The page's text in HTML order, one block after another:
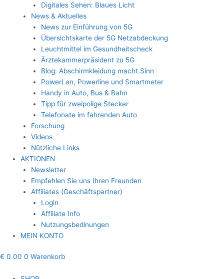
Digitales Sehen: Blaues Licht
News & Aktuelles
News zur Einführung von 5G
Übersichtskarte der 5G Netzabdeckung
Leuchtmittel im Gesundheitscheck
Ärztekammerpräsident zu 5G
Blog: Abschirmkleidung macht Sinn
PowerLan, Powerline und Smartmeter
Handy in Auto, Bus & Bahn
Tipp für zweipolige Stecker
Telefonate im fahrenden Auto
Forschung
Videos
Nützliche Links
AKTIONEN
Newsletter
Empfehlen Sie uns Ihren Freunden
Affiliates (Geschäftspartner)
Login
Affiliate Info
Nutzungsbedinungen
MEIN KONTO
€ 0.00 0 Warenkorb